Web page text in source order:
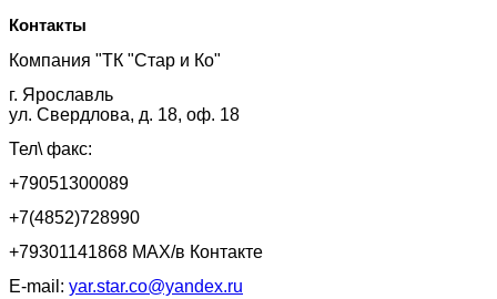
Контакты
Компания "ТК "Стар и Ко"
г. Ярославль
ул. Свердлова, д. 18, оф. 18
Тел\ факс:
+79051300089
+7(4852)728990
+79301141868 MAX/в Контакте
E-mail: yar.star.co@yandex.ru